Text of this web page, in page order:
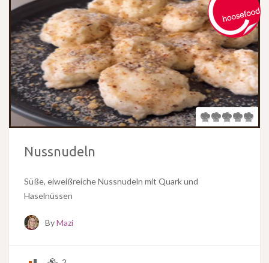
Nussnudeln
Süße, eiweißreiche Nussnudeln mit Quark und
Haselnüssen
ByMazi